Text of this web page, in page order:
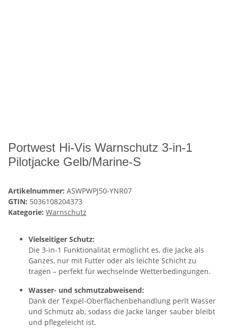
Portwest Hi-Vis Warnschutz 3-in-1
Pilotjacke Gelb/Marine-S
Artikelnummer: ASWPWPJ50-YNR07
GTIN: 5036108204373
Kategorie: Warnschutz
Vielseitiger Schutz:
Die 3-in-1 Funktionalität ermöglicht es, die Jacke als
Ganzes, nur mit Futter oder als leichte Schicht zu
tragen – perfekt für wechselnde Wetterbedingungen.
Wasser- und schmutzabweisend:
Dank der Texpel-Oberflächenbehandlung perlt Wasser
und Schmutz ab, sodass die Jacke länger sauber bleibt
und pflegeleicht ist.